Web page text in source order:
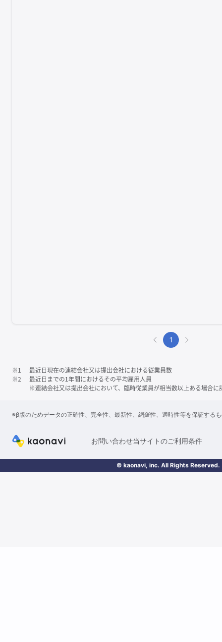
1
※1
最近日現在の連結会社又は提出会社における従業員数
※2
最近日までの1年間におけるその平均雇用人員
※連結会社又は提出会社において、臨時従業員が相当数以上ある場合に
※β版のためデータの正確性、完全性、最新性、網羅性、適時性等を保証する
お問い合わせ当サイトのご利用条件
© kaonavi, inc. All Rights Reserved.